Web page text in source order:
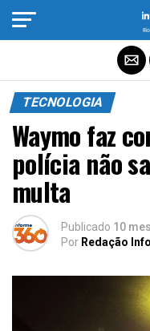
TECNOLOGIA
Waymo faz
polícia não
multa
Publicado 10
Por Redação
Sair